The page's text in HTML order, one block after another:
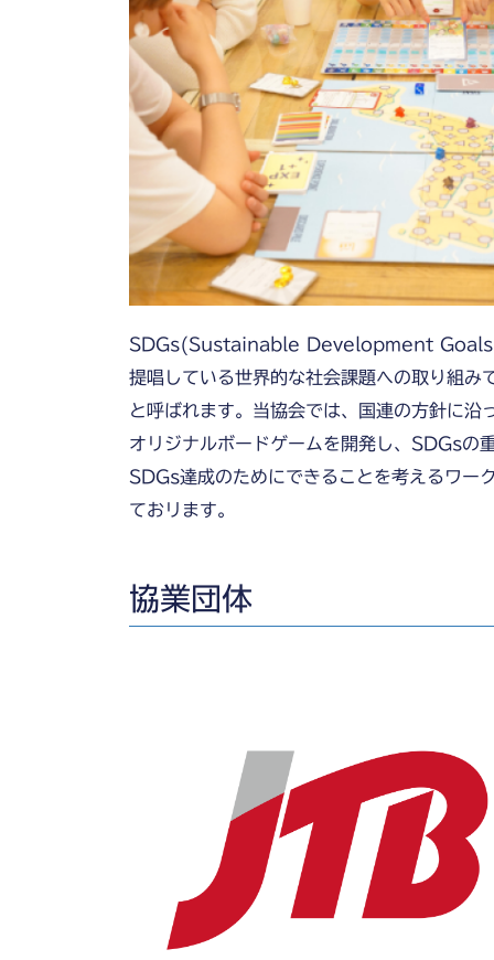
SDGs(Sustainable Development
提唱している世界的な社会課題への取り組み
と呼ばれます。当協会では、国連の方針に沿
オリジナルボードゲームを開発し、SDGsの
SDGs達成のためにできることを考えるワー
ておリます。
協業団体